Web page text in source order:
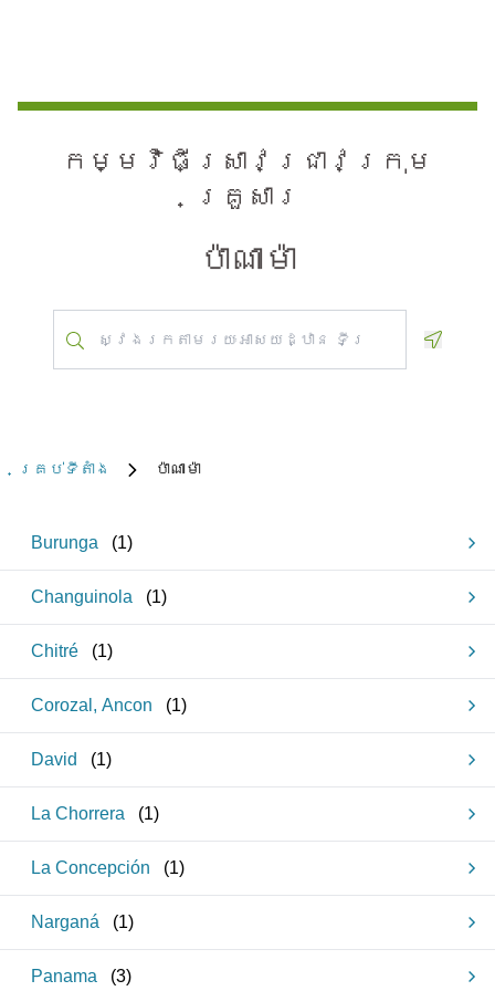
កម្មវិធី​ស្រាវជ្រាវ​ក្រុម
គ្រួសារ
ប៉ាណាម៉ា
គ្រប់​ទីតាំង ប៉ាណាម៉ា
Burunga (1)
Changuinola (1)
Chitré (1)
Corozal, Ancon (1)
David (1)
La Chorrera (1)
La Concepción (1)
Narganá (1)
Panama (3)